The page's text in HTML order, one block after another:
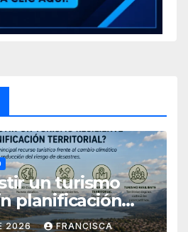
un turismo
planificación
2026 FRANCISCA